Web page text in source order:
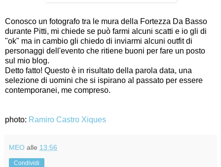
Conosco un fotografo tra le mura della Fortezza Da Basso
durante Pitti, mi chiede se può farmi alcuni scatti e io gli di
"ok" ma in cambio gli chiedo di inviarmi alcuni outfit di
personaggi dell'evento che ritiene buoni per fare un posto
sul mio blog.
Detto fatto! Questo è in risultato della parola data, una
selezione di uomini che si ispirano al passato per essere
contemporanei, me compreso.
photo: Ramiro Castro Xiques
MEO alle 13:56
Condividi